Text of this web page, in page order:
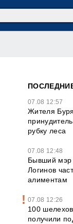
07.08 12:57
Жителя
рубку леса
07.08 12:48
Бывший мэр
Логинов
алиментам
07.08 12:26
100
получили